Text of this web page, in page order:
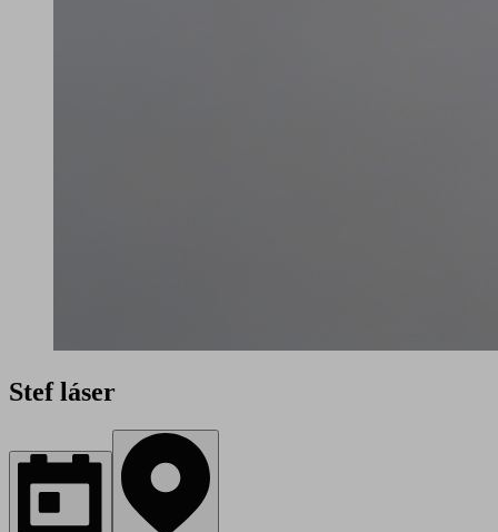
Stef láser